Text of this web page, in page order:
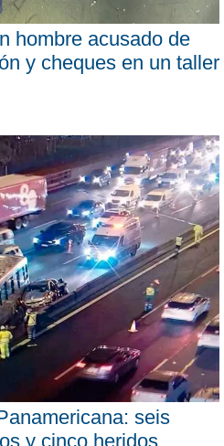
hombre acusado de
y cheques en un taller
seis
y cinco heridos